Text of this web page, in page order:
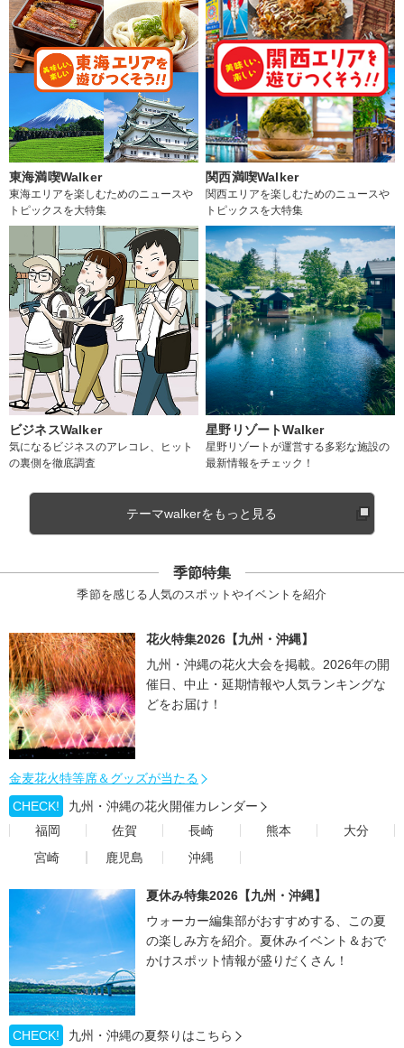
東海満喫Walker
東海エリアを楽しむためのニュースや
トピックスを大特集
関西満喫Walker
関西エリアを楽しむためのニュースや
トピックスを大特集
ビジネスWalker
気になるビジネスのアレコレ、ヒット
の裏側を徹底調査
星野リゾートWalker
星野リゾートが運営する多彩な施設の
最新情報をチェック！
テーマwalkerをもっと見る
季節特集
季節を感じる人気のスポットやイベントを紹介
花火特集2026【九州・沖縄】
九州・沖縄の花火大会を掲載。2026年の開
催日、中止・延期情報や人気ランキングな
どをお届け！
金麦花火特等席＆グッズが当たる
CHECK!
九州・沖縄の花火開催カレンダー
福岡
佐賀 長崎 熊本
大分
宮崎
鹿児島 沖縄
夏休み特集2026【九州・沖縄】
ウォーカー編集部がおすすめする、この夏
の楽しみ方を紹介。夏休みイベント＆おで
かけスポット情報が盛りだくさん！
CHECK!
九州・沖縄の夏祭りはこちら